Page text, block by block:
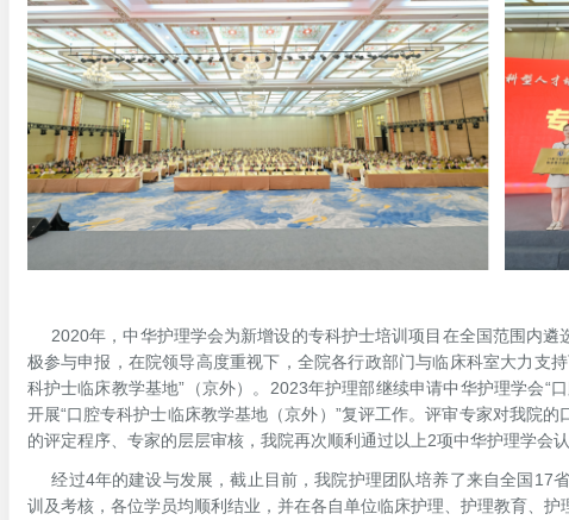
2020年，中华护理学会为新增设的专科护士培训项目在全国范围内遴
极参与申报，在院领导高度重视下，全院各行政部门与临床科室大力支
科护士临床教学基地”（京外）。2023年护理部继续申请中华护理学会“
开展“口腔专科护士临床教学基地（京外）”复评工作。评审专家对我院
的评定程序、专家的层层审核，我院再次顺利通过以上2项中华护理学会
经过4年的建设与发展，截止目前，我院护理团队培养了来自全国17
训及考核，各位学员均顺利结业，并在各自单位临床护理、护理教育、护